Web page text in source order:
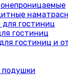
гостиниц
гостиниц
гостиниц и